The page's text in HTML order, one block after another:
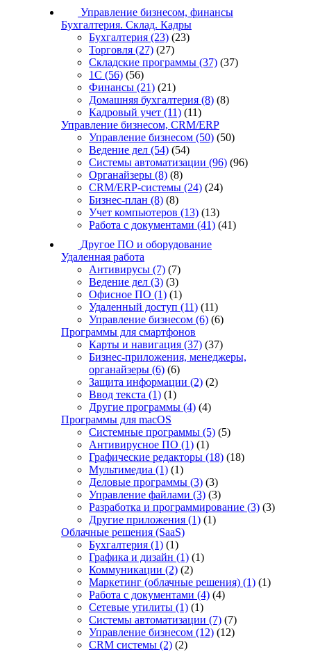
Управление бизнесом, финансы
Бухгалтерия. Склад. Кадры
Бухгалтерия (23) (23)
Торговля (27) (27)
Складские программы (37) (37)
1С (56) (56)
Финансы (21) (21)
Домашняя бухгалтерия (8) (8)
Кадровый учет (11) (11)
Управление бизнесом, CRM/ERP
Управление бизнесом (50) (50)
Ведение дел (54) (54)
Системы автоматизации (96) (96)
Органайзеры (8) (8)
CRM/ERP-системы (24) (24)
Бизнес-план (8) (8)
Учет компьютеров (13) (13)
Работа с документами (41) (41)
Другое ПО и оборудование
Удаленная работа
Антивирусы (7) (7)
Ведение дел (3) (3)
Офисное ПО (1) (1)
Удаленный доступ (11) (11)
Управление бизнесом (6) (6)
Программы для смартфонов
Карты и навигация (37) (37)
Бизнес-приложения, менеджеры,
органайзеры (6) (6)
Защита информации (2) (2)
Ввод текста (1) (1)
Другие программы (4) (4)
Программы для macOS
Системные программы (5) (5)
Антивирусное ПО (1) (1)
Графические редакторы (18) (18)
Мультимедиа (1) (1)
Деловые программы (3) (3)
Управление файлами (3) (3)
Разработка и программирование (3) (3)
Другие приложения (1) (1)
Облачные решения (SaaS)
Бухгалтерия (1) (1)
Графика и дизайн (1) (1)
Коммуникации (2) (2)
Маркетинг (облачные решения) (1) (1)
Работа с документами (4) (4)
Сетевые утилиты (1) (1)
Системы автоматизации (7) (7)
Управление бизнесом (12) (12)
CRM системы (2) (2)